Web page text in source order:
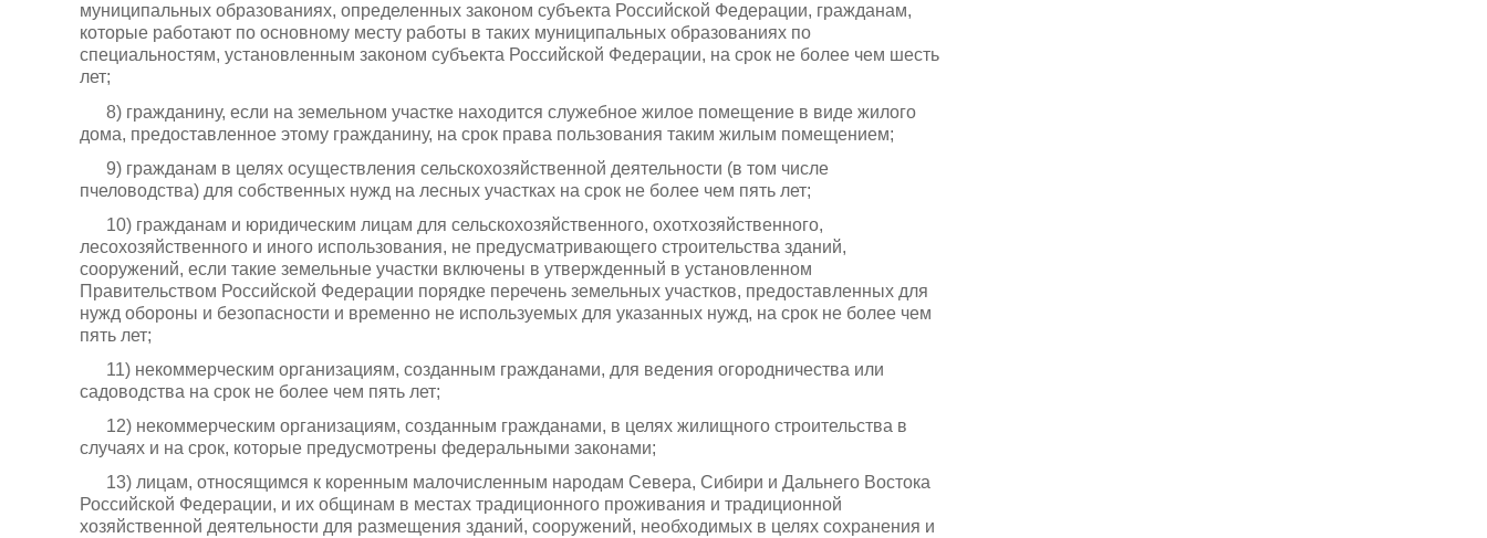
муниципальных образованиях, определенных законом субъекта Российской Федерации, гражданам,
которые работают по основному месту работы в таких муниципальных образованиях по
специальностям, установленным законом субъекта Российской Федерации, на срок не более чем шесть
лет;
8) гражданину, если на земельном участке находится служебное жилое помещение в виде жилого
дома, предоставленное этому гражданину, на срок права пользования таким жилым помещением;
9) гражданам в целях осуществления сельскохозяйственной деятельности (в том числе
пчеловодства) для собственных нужд на лесных участках на срок не более чем пять лет;
10) гражданам и юридическим лицам для сельскохозяйственного, охотхозяйственного,
лесохозяйственного и иного использования, не предусматривающего строительства зданий,
сооружений, если такие земельные участки включены в утвержденный в установленном
Правительством Российской Федерации порядке перечень земельных участков, предоставленных для
нужд обороны и безопасности и временно не используемых для указанных нужд, на срок не более чем
пять лет;
11) некоммерческим организациям, созданным гражданами, для ведения огородничества или
садоводства на срок не более чем пять лет;
12) некоммерческим организациям, созданным гражданами, в целях жилищного строительства в
случаях и на срок, которые предусмотрены федеральными законами;
13) лицам, относящимся к коренным малочисленным народам Севера, Сибири и Дальнего Востока
Российской Федерации, и их общинам в местах традиционного проживания и традиционной
хозяйственной деятельности для размещения зданий, сооружений, необходимых в целях сохранения и